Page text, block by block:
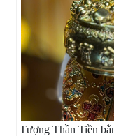
Tượng Thần Tiền